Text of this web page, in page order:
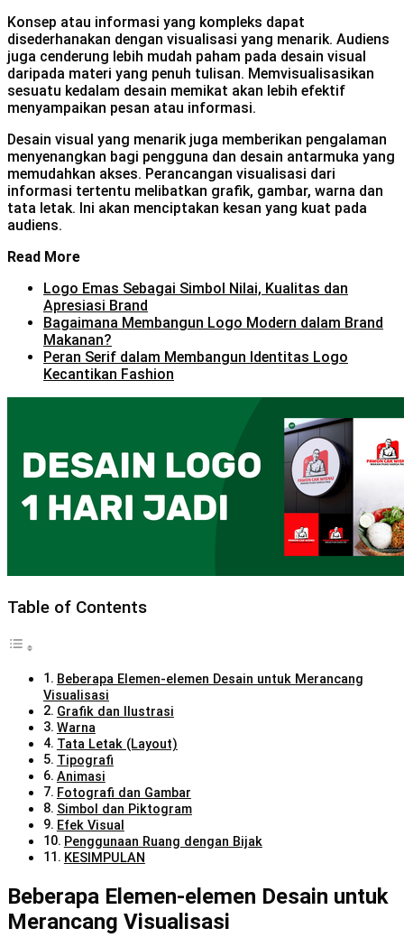
Konsep atau informasi yang kompleks dapat
disederhanakan dengan visualisasi yang menarik. Audiens
juga cenderung lebih mudah paham pada desain visual
daripada materi yang penuh tulisan. Memvisualisasikan
sesuatu kedalam desain memikat akan lebih efektif
menyampaikan pesan atau informasi.
Desain visual yang menarik juga memberikan pengalaman
menyenangkan bagi pengguna dan desain antarmuka yang
memudahkan akses. Perancangan visualisasi dari
informasi tertentu melibatkan grafik, gambar, warna dan
tata letak. Ini akan menciptakan kesan yang kuat pada
audiens.
Read More
Logo Emas Sebagai Simbol Nilai, Kualitas dan
Apresiasi Brand
Bagaimana Membangun Logo Modern dalam Brand
Makanan?
Peran Serif dalam Membangun Identitas Logo
Kecantikan Fashion
Table of Contents
Beberapa Elemen-elemen Desain untuk Merancang
Visualisasi
Grafik dan Ilustrasi
Warna
Tata Letak (Layout)
Tipografi
Animasi
Fotografi dan Gambar
Simbol dan Piktogram
Efek Visual
Penggunaan Ruang dengan Bijak
KESIMPULAN
Beberapa Elemen-elemen Desain untuk
Merancang Visualisasi